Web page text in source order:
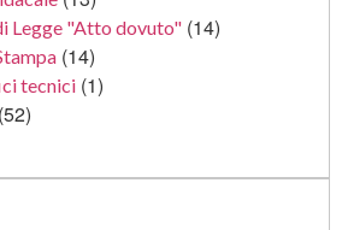
Legge "Atto dovuto" (14)
(14)
tecnici (1)
(52)